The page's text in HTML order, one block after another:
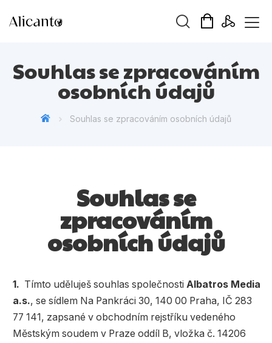
Tipy redakce
Beletrie pro děti
Beletrie pro dospělé
Dárkové publikace
Dárkové zboží
Hobby
Souhlas se zpracováním
osobních údajů
Souhlas se zpracováním osobních údajů
Souhlas se
zpracováním
osobních údajů
Tímto uděluješ souhlas společnosti Albatros Media
a.s., se sídlem Na Pankráci 30, 140 00 Praha, IČ 283
77 141, zapsané v obchodním rejstříku vedeného
Městským soudem v Praze oddíl B, vložka č. 14206